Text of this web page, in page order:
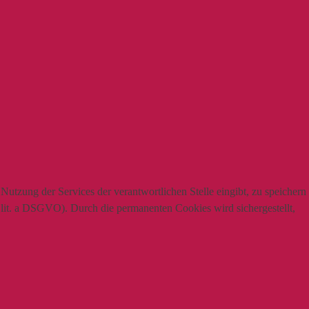
der Services der verantwortlichen Stelle eingibt, zu speichern
a DSGVO). Durch die permanenten Cookies wird sichergestellt,